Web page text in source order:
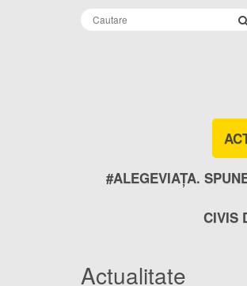
#ALEGEVIAȚA.
CIVIS
Actualitate